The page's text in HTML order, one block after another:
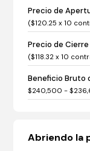
Precio de
($120.25 x 10
Precio de Cierre
($118.32 x 10
Beneficio Bruto
$240,500 -
Abriendo la